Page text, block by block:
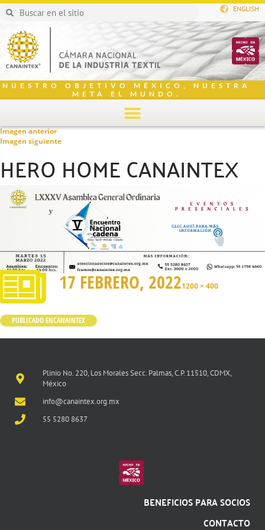
ENGLISH
NUESTRO OBJETIVO MÉXICO, NUESTRA
META EL MUNDO.
Imagen anterior
Imagen siguiente
HERO HOME CANAINTEX
17 FEBRERO, 20221200 × 400
PUBLICADO ENCANAINTEX
Plinio No. 220, Los Morales Secc. Palmas, C.P. 11510, CDMX,
México
info@canaintex.org.mx
55 5280 8637
BENEFICIOS PARA SOCIOS
CONTACTO